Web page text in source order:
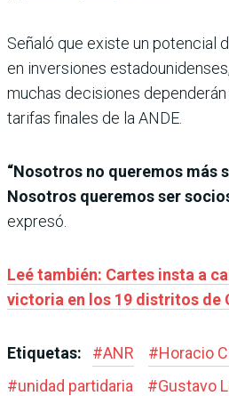
Señaló que existe un potencial
en inversiones
muchas decisiones
tarifas finales de la ANDE.
“Nosotros no queremos más
Nosotros queremos ser
expresó.
Leé también: Cartes insta a
victoria en los 19 distritos de
Etiquetas: #ANR #Horacio
#unidad partidaria #Gustavo